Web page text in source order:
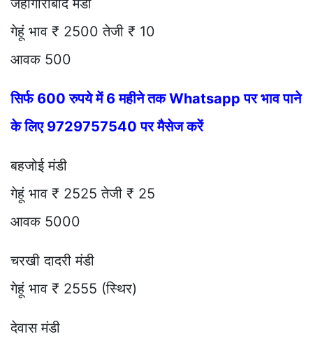
जहांगीराबाद मंडी
गेहूं भाव ₹ 2500 तेजी ₹ 10
आवक 500
सिर्फ 600 रुपये में 6 महीने तक Whatsapp पर भाव पाने
के लिए 9729757540 पर मैसेज करें
बहजोई मंडी
गेहूं भाव ₹ 2525 तेजी ₹ 25
आवक 5000
चरखी दादरी मंडी
गेहूं भाव ₹ 2555 (स्थिर)
देवास मंडी